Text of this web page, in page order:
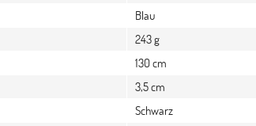
Blau
243 g
130 cm
3,5 cm
Schwarz